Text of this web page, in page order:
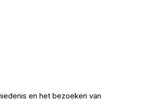
en het bezoeken van